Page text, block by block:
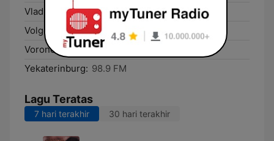
Vladivostok: 89.4 FM
Volgograd: 103.6 FM
Voronezh: 102.3 FM
Yekaterinburg: 98.9 FM
Lagu Teratas
7 hari terakhir 30 hari terakhir